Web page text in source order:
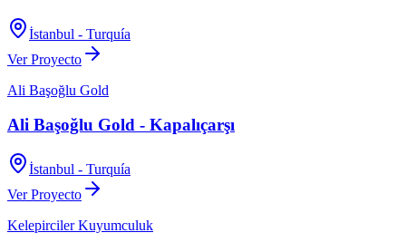
İstanbul - Turquía
Ver Proyecto
Ali Başoğlu Gold
Ali Başoğlu Gold - Kapalıçarşı
İstanbul - Turquía
Ver Proyecto
Kelepirciler Kuyumculuk